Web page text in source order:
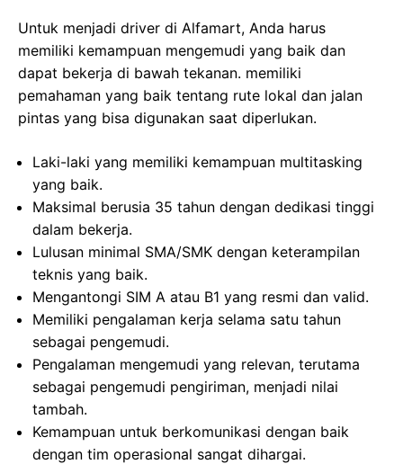
Untuk menjadi driver di Alfamart, Anda harus
memiliki kemampuan mengemudi yang baik dan
dapat bekerja di bawah tekanan. memiliki
pemahaman yang baik tentang rute lokal dan jalan
pintas yang bisa digunakan saat diperlukan.
Laki-laki yang memiliki kemampuan multitasking
yang baik.
Maksimal berusia 35 tahun dengan dedikasi tinggi
dalam bekerja.
Lulusan minimal SMA/SMK dengan keterampilan
teknis yang baik.
Mengantongi SIM A atau B1 yang resmi dan valid.
Memiliki pengalaman kerja selama satu tahun
sebagai pengemudi.
Pengalaman mengemudi yang relevan, terutama
sebagai pengemudi pengiriman, menjadi nilai
tambah.
Kemampuan untuk berkomunikasi dengan baik
dengan tim operasional sangat dihargai.